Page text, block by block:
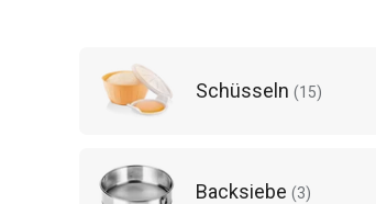
Schüsseln (15)
Backsiebe (3)